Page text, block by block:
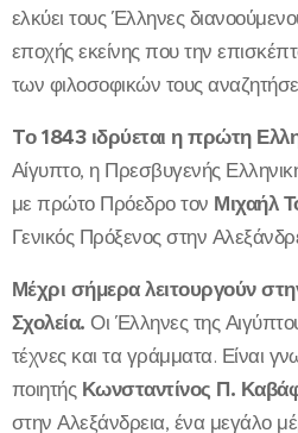
ελκύει τους Έλληνες
εποχής εκείνης που την
των φιλοσοφικών τους
Tο 1843 ιδρύεται η πρώτη
Αίγυπτο, η Πρεσβυγενής
με πρώτο Πρόεδρο τον Μιχαήλ
Γενικός Πρόξενος στην
Μέχρι σήμερα λειτουργούν
Σχολεία. Οι Έλληνες της
τέχνες και τα γράμματα. Είναι
ποιητής Κωνσταντίνος Π.
στην Αλεξάνδρεια, ένα μεγάλο